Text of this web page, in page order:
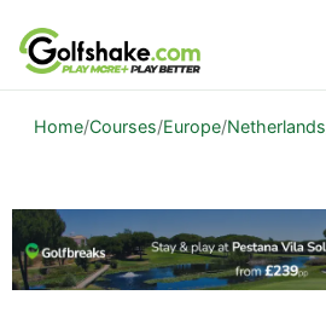
Skip to content
Home/Courses/Europe/Netherlands